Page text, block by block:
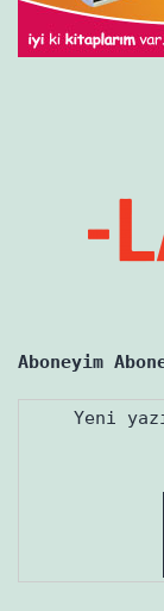
Aboneyim
Yeni